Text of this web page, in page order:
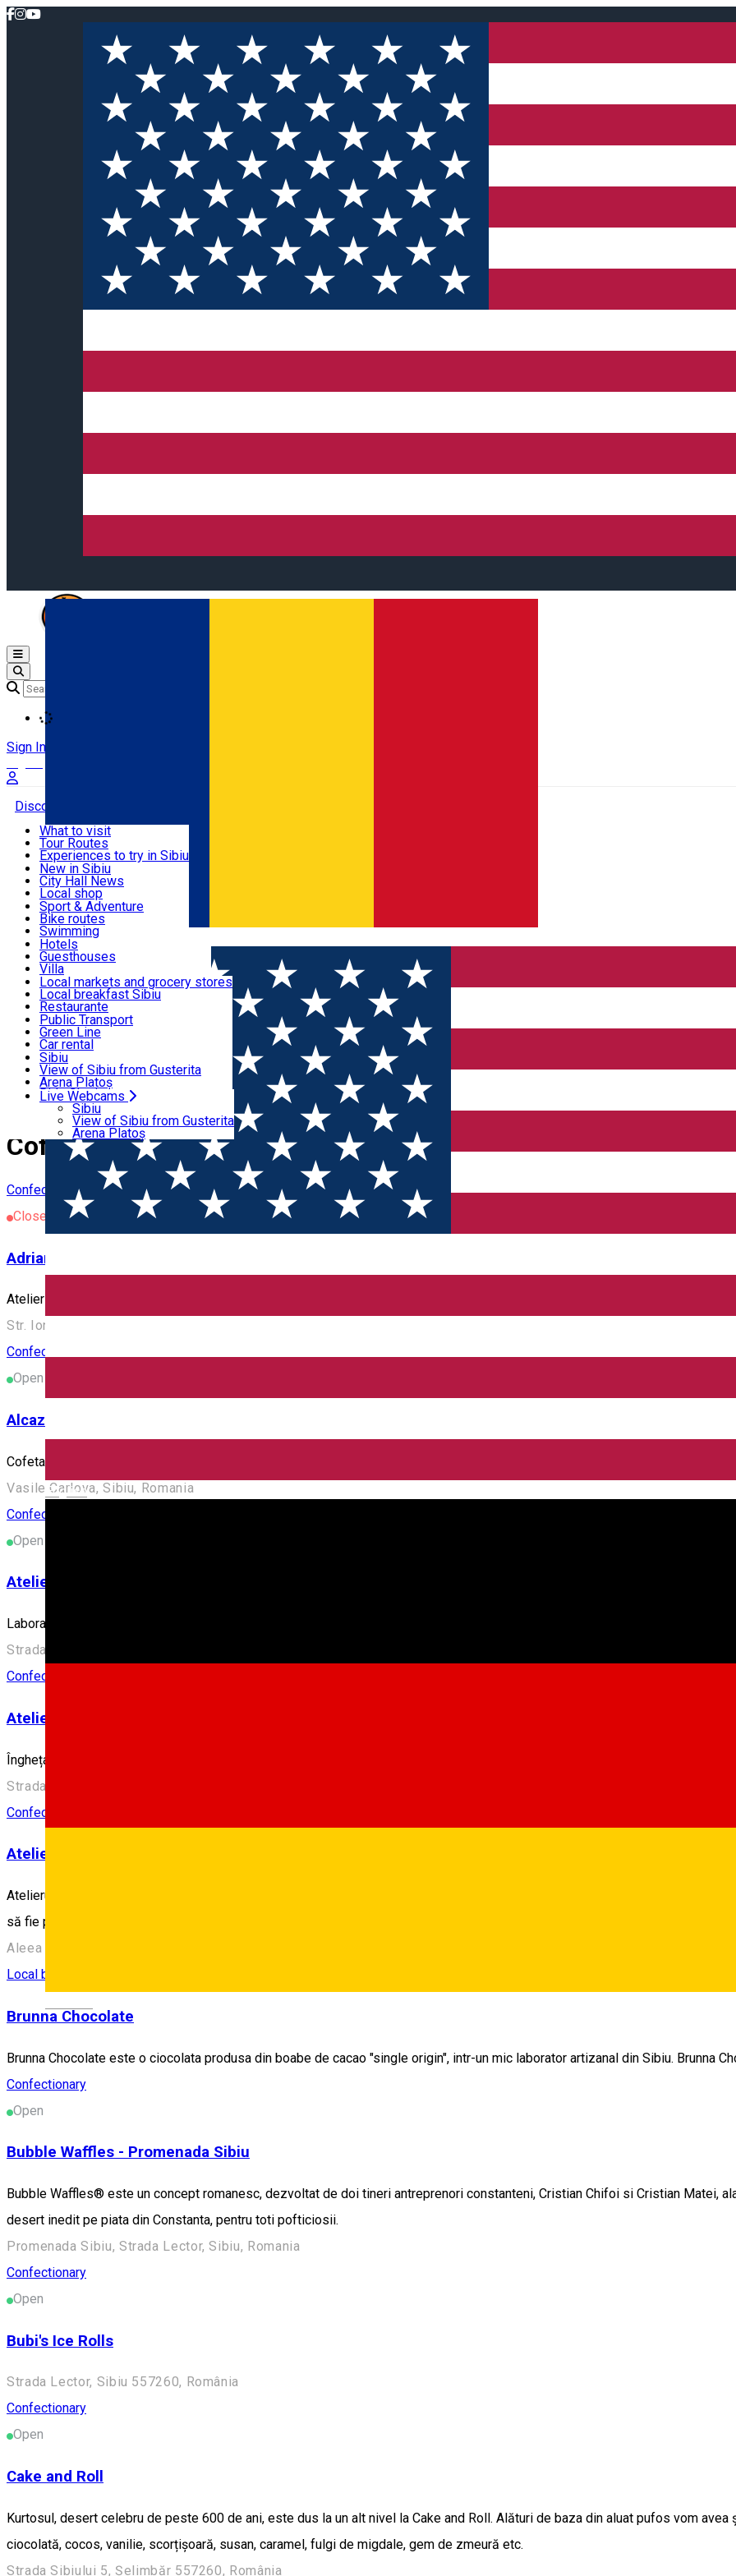
Română
English
Open main menu
Sign In
Discover
Useful info
Activities & Adventure
Accommodation
Food, Drinks & Nightlife
Transport & Parking
Live Webcams
What to visit
Tour Routes
Experiences to try in Sibiu
Podcast
Culture
Museums
Churches
Parks, Zoo
County of Sibiu
New in Sibiu
City Hall News
Local shop
Sibiu artisans
Sibiul Verde
Public services
Education
How do I get to Sibiu
Tourist Info
Tour Guides
Guided tours
Publicații locale
Beauty salons
Sport & Adventure
Bike routes
Swimming
Riding
Indoor activities
Loc de joacă indoor
Loc de joacă outdoor
Ski
Ice skating
Yoga
Hotels
Guesthouses
Villa
Hostels
Motel
Camping
Renting rooms
Rooms for rent
Accommodation outside Sibiu
Local markets and grocery stores
Local breakfast Sibiu
Restaurante
Pizza
Fast Food
Coffee
Sweets
Pub, Bar
Night clubs
Bakeries
Public Transport
Green Line
Car rental
Rent a bike
Scooter rentals
Taxi
Ride Sharing
Parking tickets
Parking places
Electric vehicle charging points
Sibiu
View of Sibiu from Gusterita
Arena Platoș
Live Webcams
Sibiu
View of Sibiu from Gusterita
Arena Platoș
Home Confectionary
Cofetărie
Confectionary
Closed
Adriana's Cake Atelier
Atelier de cofetarie creat din pasiune pentru dulciuri personalizate, combinand ingredientele naturale cu decorurile moderne.
Str. Ion Ratiu Nr. 9, Sibiu, Romania
Confectionary
Open
Alcazar
Cofetaria Alcazar va ofera produse traditionale de cofetarie si patiserie, torturi pentru ocazii speciale, toate acestea produse in
Vasile Carlova, Sibiu, Romania
Confectionary
Open
Atelierul Green
Laborator de înghețată și prăjituri.
Strada Doljului 4-8, Sibiu 550063, Romania
Confectionary
Atelierul Green - Nicolae Bălcescu
Înghețată artizanală și deserturi fine, direct în inima orașului!
Strada Nicolae Bălcescu 10, 550159 Sibiu, Romania
Confectionary
Atelierul Green - Parcul Sub Arini
Atelierul Green din Parcul Sub Arini îi așteaptă pe sibieni și vizitatori cu înghețată artizanală, prăjituri, limonade și milkshake-
să fie primitor, completând atmosfera relaxantă a parcului cu gusturi proaspete și variate și oferind un loc plăcut pentru
Aleea Mihai Eminescu 10, Sibiu 557260, Romania
Local brand
Brunna Chocolate
Brunna Chocolate este o ciocolata produsa din boabe de cacao "single origin", intr-un mic laborator artizanal din Sibiu. Brunna
Confectionary
Open
Bubble Waffles - Promenada Sibiu
Bubble Waffles® este un concept romanesc, dezvoltat de doi tineri antreprenori constanteni, Cristian Chifoi si Cristian Matei,
desert inedit pe piata din Constanta, pentru toti pofticiosii.
Promenada Sibiu, Strada Lector, Sibiu, Romania
Confectionary
Open
Bubi's Ice Rolls
Strada Lector, Sibiu 557260, România
Confectionary
Open
Cake and Roll
Kurtosul, desert celebru de peste 600 de ani, este dus la un alt nivel la Cake and Roll. Alături de baza din aluat pufos vom
ciocolată, cocos, vanilie, scorțișoară, susan, caramel, fulgi de migdale, gem de zmeură etc.
Strada Sibiului 5, Șelimbăr 557260, România